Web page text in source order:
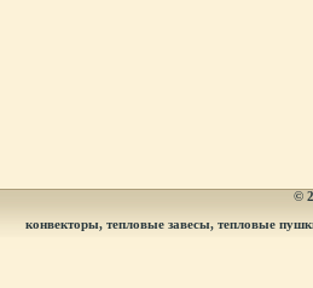
©
конвекторы, тепловые завесы, тепловые